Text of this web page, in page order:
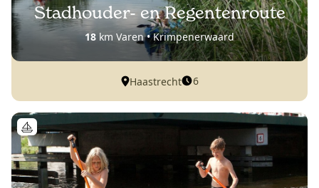
Stadhouder- en Regentenroute
18 km Varen • Krimpenerwaard
Haastrecht 6